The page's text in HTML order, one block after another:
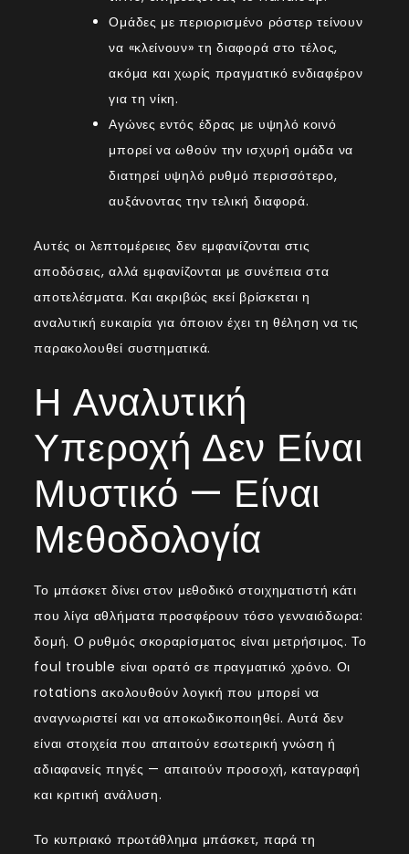
Ομάδες με περιορισμένο ρόστερ τείνουν
να «κλείνουν» τη διαφορά στο τέλος,
ακόμα και χωρίς πραγματικό ενδιαφέρον
για τη νίκη.
Αγώνες εντός έδρας με υψηλό κοινό
μπορεί να ωθούν την ισχυρή ομάδα να
διατηρεί υψηλό ρυθμό περισσότερο,
αυξάνοντας την τελική διαφορά.
Αυτές οι λεπτομέρειες δεν εμφανίζονται στις
αποδόσεις, αλλά εμφανίζονται με συνέπεια στα
αποτελέσματα. Και ακριβώς εκεί βρίσκεται η
αναλυτική ευκαιρία για όποιον έχει τη θέληση να τις
παρακολουθεί συστηματικά.
Η Αναλυτική
Υπεροχή Δεν Είναι
Μυστικό — Είναι
Μεθοδολογία
Το μπάσκετ δίνει στον μεθοδικό στοιχηματιστή κάτι
που λίγα αθλήματα προσφέρουν τόσο γενναιόδωρα:
δομή. Ο ρυθμός σκοραρίσματος είναι μετρήσιμος. Το
foul trouble είναι ορατό σε πραγματικό χρόνο. Οι
rotations ακολουθούν λογική που μπορεί να
αναγνωριστεί και να αποκωδικοποιηθεί. Αυτά δεν
είναι στοιχεία που απαιτούν εσωτερική γνώση ή
αδιαφανείς πηγές — απαιτούν προσοχή, καταγραφή
και κριτική ανάλυση.
Το κυπριακό πρωτάθλημα μπάσκετ, παρά τη